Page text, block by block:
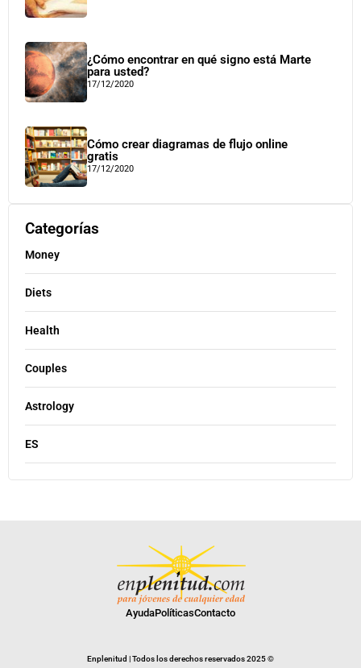
¿Cómo encontrar en qué signo está Marte
para usted?
17/12/2020
Cómo crear diagramas de flujo online
gratis
17/12/2020
Categorías
Money
Diets
Health
Couples
Astrology
ES
AyudaPolíticasContacto
Enplenitud | Todos los derechos reservados 2025 ©